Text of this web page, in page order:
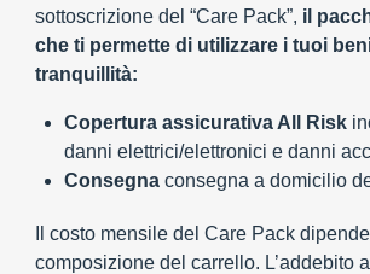
sottoscrizione del “Care Pack”, il
che ti permette di utilizzare i tuoi
tranquillità:
Copertura assicurativa All Risk
danni elettrici/elettronici e danni
Consegna consegna a domicilio
Il costo mensile del Care Pack
composizione del carrello. L’addebito